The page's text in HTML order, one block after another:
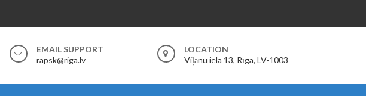
EMAIL SUPPORT
rapsk@riga.lv
LOCATION
Viļānu iela 13, Rīga, LV-1003